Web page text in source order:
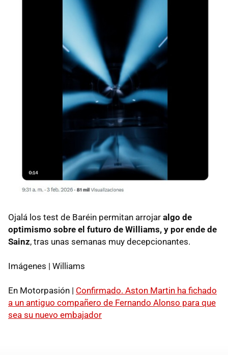
Ojalá los test de Baréin permitan arrojar algo de
optimismo sobre el futuro de Williams, y por ende de
Sainz, tras unas semanas muy decepcionantes.
Imágenes | Williams
En Motorpasión | Confirmado. Aston Martin ha fichado
a un antiguo compañero de Fernando Alonso para que
sea su nuevo embajador